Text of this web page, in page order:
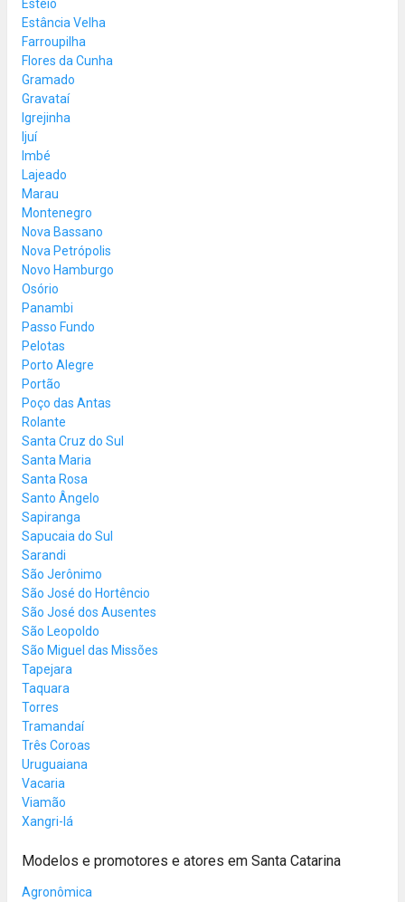
Esteio
Estância Velha
Farroupilha
Flores da Cunha
Gramado
Gravataí
Igrejinha
Ijuí
Imbé
Lajeado
Marau
Montenegro
Nova Bassano
Nova Petrópolis
Novo Hamburgo
Osório
Panambi
Passo Fundo
Pelotas
Porto Alegre
Portão
Poço das Antas
Rolante
Santa Cruz do Sul
Santa Maria
Santa Rosa
Santo Ângelo
Sapiranga
Sapucaia do Sul
Sarandi
São Jerônimo
São José do Hortêncio
São José dos Ausentes
São Leopoldo
São Miguel das Missões
Tapejara
Taquara
Torres
Tramandaí
Três Coroas
Uruguaiana
Vacaria
Viamão
Xangri-lá
Modelos e promotores e atores em Santa Catarina
Agronômica